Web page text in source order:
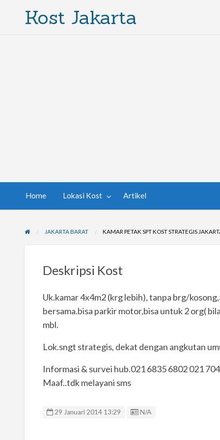
Kost Jakarta
Home Lokasi Kost Artikel
JAKARTA BARAT KAMAR PETAK SPT KOST STRATEGIS
Deskripsi Kost
Uk.kamar 4x4m2 (krg lebih), tanpa brg/
bersama.bisa parkir motor,bisa untuk 2 org(
mbl.
Lok.sngt strategis, dekat dengan angkutan
Informasi & survei hub.021 6835 6802 021
Maaf..tdk melayani sms
29 Januari 2014 13:29 Listing ID
N/A